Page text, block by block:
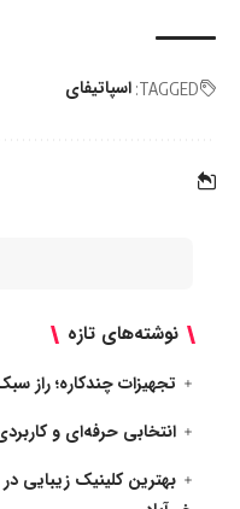
TAGGED: اسپاتیفای
نوشته‌های تازه
تجهیزات چندکاره؛ راز
انتخابی حرفه‌ای و
بهترین کلینیک زیبایی